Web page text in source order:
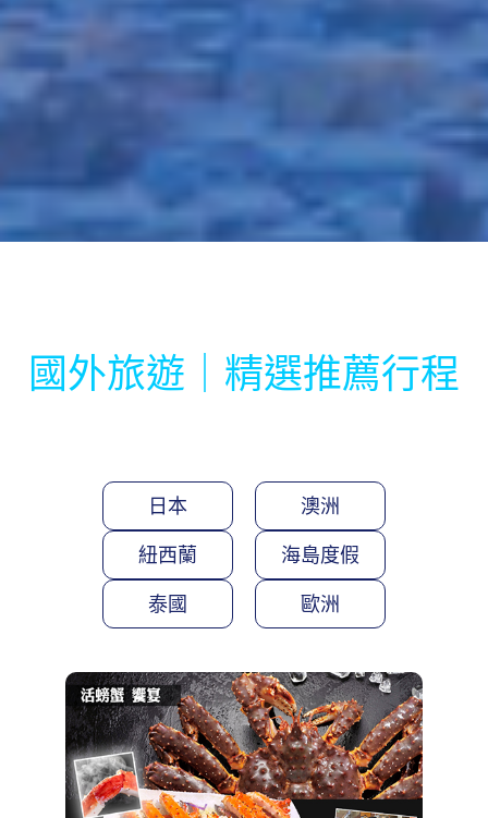
國外旅遊｜精選推薦行程
日本 澳洲
紐西蘭 海島度假
泰國 歐洲